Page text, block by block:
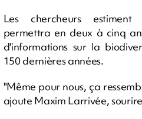
Les chercheurs
permettra en deux à cinq
d'informations sur la
150 dernières années.
"Même pour nous, ça
ajoute Maxim Larrivée,